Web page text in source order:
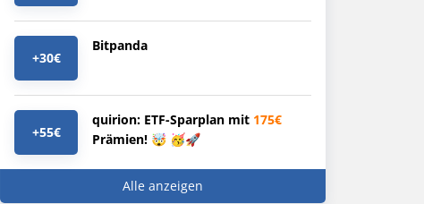
+30€
Bitpanda
+55€
quirion: ETF-Sparplan mit 175€
Prämien! 🤯 🥳🚀
Alle anzeigen